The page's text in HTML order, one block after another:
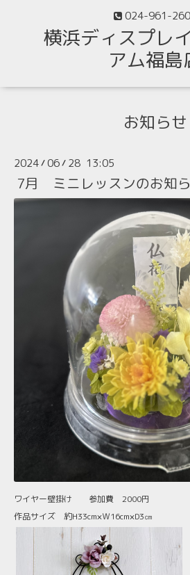
024-961-
横浜ディスプレ
アム福島
お知らせ
2024/06/ 28 13:05
7月 ミニレッスンのお知
ワイヤー壁掛け 参加費 2000円
作品サイズ 約H33cm×Ｗ16cm×D3㎝